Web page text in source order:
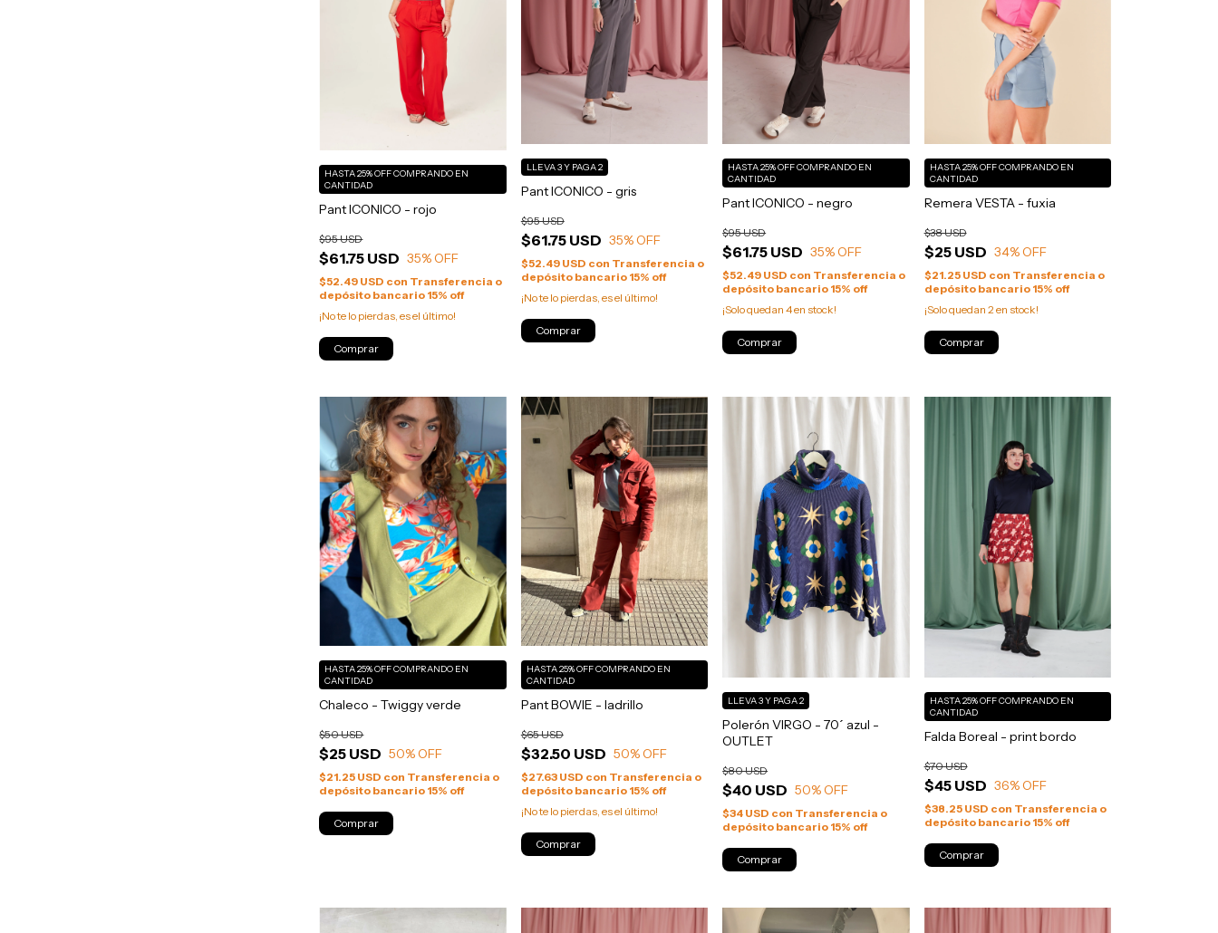
Pant ICONICO - rojo
$61.75 USD
$95 USD
35% OFF
HASTA 25% OFFCOMPRANDO EN
CANTIDAD
$52.49 USD con Transferencia o
depósito bancario 15% off
¡No te lo pierdas, es el último!
Comprar
Pant ICONICO - gris
$61.75 USD
$95 USD
35% OFF
LLEVA 3 Y PAGA 2
$52.49 USD con Transferencia o
depósito bancario 15% off
¡No te lo pierdas, es el último!
Comprar
Pant ICONICO - negro
$61.75 USD
$95 USD
35% OFF
HASTA 25% OFFCOMPRANDO EN
CANTIDAD
$52.49 USD con Transferencia o
depósito bancario 15% off
¡Solo quedan4en stock!
Comprar
Remera VESTA - fuxia
$25 USD
$38 USD
34% OFF
HASTA 25% OFFCOMPRANDO EN
CANTIDAD
$21.25 USD con Transferencia o
depósito bancario 15% off
¡Solo quedan 2en stock!
Comprar
Chaleco - Twiggy verde
$25 USD
$50 USD
50% OFF
HASTA 25% OFFCOMPRANDO EN
CANTIDAD
$21.25 USD con Transferencia o
depósito bancario 15% off
Comprar
Pant BOWIE - ladrillo
$32.50 USD
$65 USD
50% OFF
HASTA 25% OFFCOMPRANDO EN
CANTIDAD
$27.63 USD con Transferencia o
depósito bancario 15% off
¡No te lo pierdas, es el último!
Comprar
Polerón VIRGO - 70´ azul -
OUTLET
$40 USD
$80 USD
50% OFF
LLEVA 3 Y PAGA 2
$34 USD con Transferencia o
depósito bancario 15% off
Comprar
Falda Boreal - print bordo
$45 USD
$70 USD
36% OFF
HASTA 25% OFFCOMPRANDO EN
CANTIDAD
$38.25 USD con Transferencia o
depósito bancario 15% off
Comprar